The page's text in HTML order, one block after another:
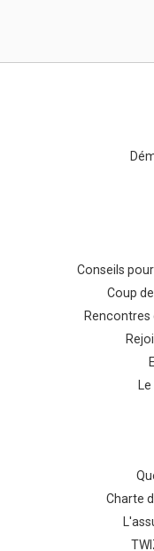
Conseils
Coup
Rencontres
Charte